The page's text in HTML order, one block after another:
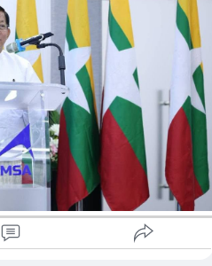
ကြားခဲ့သည်။
းများ၊ အာကာသသိပ္ပံနှင့် နည်း
ကဋ္ဌ၊ ရန်ကုန်တိုင်းဒေသကြီး
ြန်မာအာကာသအေဂျင်စီမှ
ောက်ခဲ့ကြသည်။
အမှုဆောင်အရာရှိချုပ်က
မှုများနှင့် နိုင်ငံတကာအာကာသ
ျား၊ ကုမ္ပဏီများ၊ ပြည်တွင်း
း၊ ဝန်ကြီးဌာနများနှင့် ချိတ်ဆက်
းလင်းတင်ပြခဲ့သည်။
1 Earth Remote Sensing
ြိုဟ်တုစီမံထိန်းချုပ်ရေးစနစ်၊
အသုံးချစနစ်နှင့် မြန်မာတစ်နိုင်ငံ